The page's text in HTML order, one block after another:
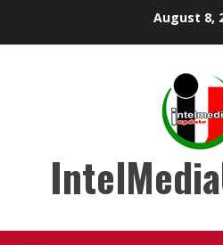
August 8,